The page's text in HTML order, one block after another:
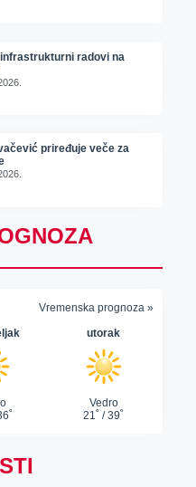
radovi na
priređuje veče za